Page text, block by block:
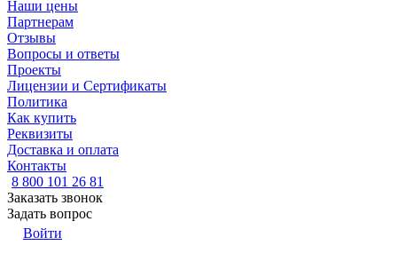
Наши цены
Партнерам
Отзывы
Вопросы и ответы
Проекты
Лицензии и Сертификаты
Политика
Как купить
Реквизиты
Доставка и оплата
Контакты
8 800 101 26 81
Заказать звонок
Задать вопрос
Войти